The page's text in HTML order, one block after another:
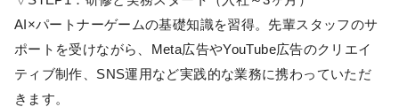
AI×パートナーゲームの基礎知識を習得。先輩スタッフのサ
ポートを受けながら、Meta広告やYouTube広告のクリエイ
ティブ制作、SNS運用など実践的な業務に携わっていただ
きます。